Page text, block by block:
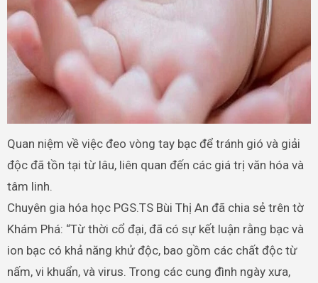
Quan niệm về việc đeo vòng tay bạc để tránh gió và giải
độc đã tồn tại từ lâu, liên quan đến các giá trị văn hóa và
tâm linh.
Chuyên gia hóa học PGS.TS Bùi Thị An đã chia sẻ trên tờ
Khám Phá: “Từ thời cổ đại, đã có sự kết luận rằng bạc và
ion bạc có khả năng khử độc, bao gồm các chất độc từ
nấm, vi khuẩn, và virus. Trong các cung đình ngày xưa,